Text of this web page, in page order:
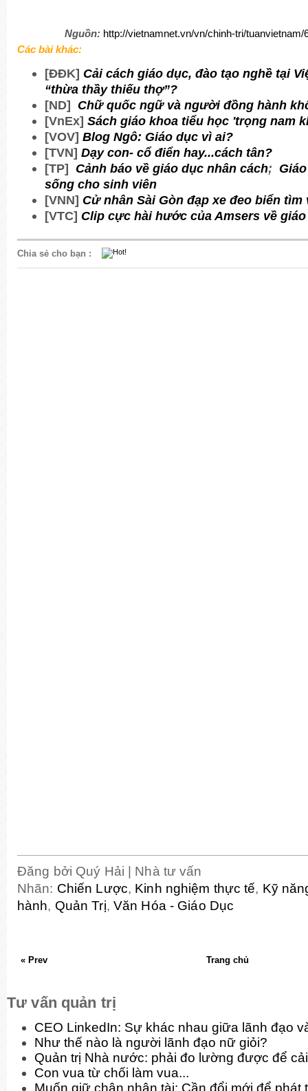
Nguồn: http://vietnamnet.vn/vn/chinh-tri/
Các bài khác:
[ĐĐK] Cải cách giáo dục, đào tạo nghề tại
“thừa thầy thiếu thợ”?
[ND] Chữ quốc ngữ và người đồng hành
[VnEx] Sách giáo khoa tiểu học 'trọng nam
[VOV] Blog Ngô: Giáo dục vì ai?
[TVN] Dạy con- cổ điển hay...cách tân?
[TP] Cảnh báo về giáo dục nhân cách;
sống cho sinh viên
[VNN] Cử nhân Sài Gòn đạp xe đeo biển tìm
[VTC] Clip cực hài hước của Amsers về
Chia sẻ cho bạn :
Đăng bởi Quý Hải | Nhà tư vấn
Nhãn: Chiến Lược, Kinh nghiệm thực tế, Kỹ
hành, Quản Trị, Văn Hóa - Giáo Dục
« Prev Trang chủ
Tư vấn quản trị
CEO LinkedIn: Sự khác nhau giữa lãnh đạo
Như thế nào là người lãnh đạo nữ giỏi?
Quản trị Nhà nước: phải đo lường được để
Con vua từ chối làm vua...
Muốn giữ chân nhân tài: Cần đổi mới để phát